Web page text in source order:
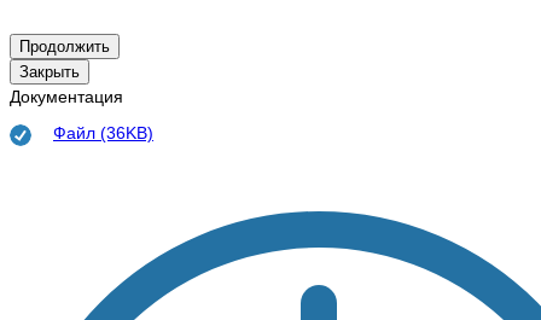
Продолжить
Закрыть
Документация
Файл (36KB)